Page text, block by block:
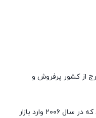
از کشور پرفروش و
عطری با رایحه ای دلفریب خنک و شیرین که در سال ۲۰۰۶ وارد بازار